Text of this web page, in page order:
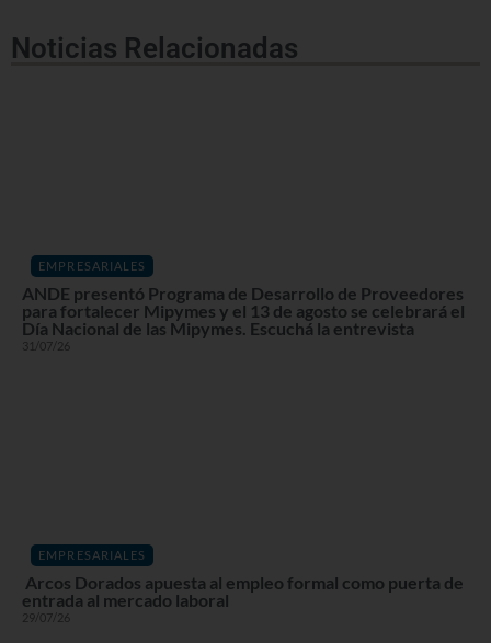
Noticias Relacionadas
EMPRESARIALES
ANDE presentó Programa de Desarrollo de Proveedores
para fortalecer Mipymes y el 13 de agosto se celebrará el
Día Nacional de las Mipymes. Escuchá la entrevista
31/07/26
EMPRESARIALES
Arcos Dorados apuesta al empleo formal como puerta de
entrada al mercado laboral
29/07/26